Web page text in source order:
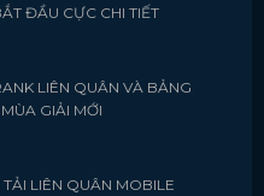
ĐẦU CỰC CHI TIẾT
LIÊN QUÂN VÀ BẢNG
GIẢI MỚI
LIÊN QUÂN MOBILE